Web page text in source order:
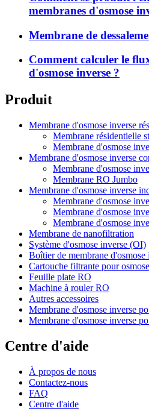
membranes d'osmose
Membrane de
Comment calculer le
d'osmose inverse ?
Produit
Membrane d'osmose inverse
Membrane résidentielle
Membrane d'osmose
Membrane d'osmose inverse
Membrane d'osmose
Membrane RO Jumbo
Membrane d'osmose inverse
Membrane d'osmose
Membrane d'osmose
Membrane d'osmose
Membrane de nanofiltration
Système d'osmose inverse (OI)
Boîtier de membrane d'osmose
Cartouche filtrante pour
Feuille plate RO
Machine à rouler RO
Autres accessoires
Membrane d'osmose inverse
Membrane d'osmose inverse
Centre d'aide
À propos de nous
Contactez-nous
FAQ
Centre d'aide